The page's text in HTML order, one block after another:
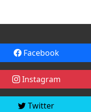
Facebook
Instagram
Twitter